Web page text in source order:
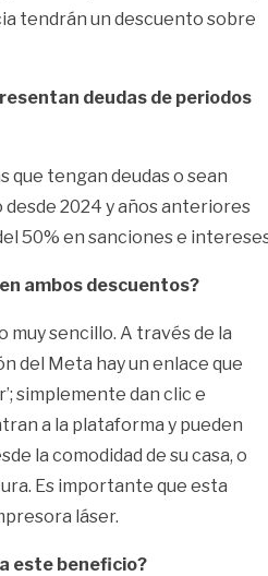
tendrán un descuento sobre
deudas de periodos
que tengan deudas o sean
2024 y años anteriores
50% en sanciones e
ambos descuentos?
muy sencillo. A través de la
del Meta hay un enlace que
simplemente dan clic e
a la plataforma y pueden
la comodidad de su casa, o
Es importante que esta
láser.
este beneficio?